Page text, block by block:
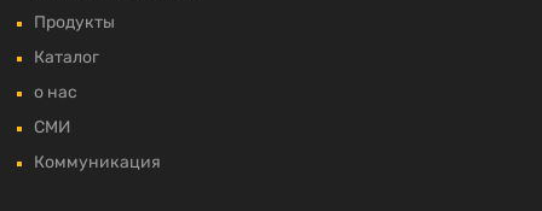
Продукты
Каталог
о нас
СМИ
Коммуникация